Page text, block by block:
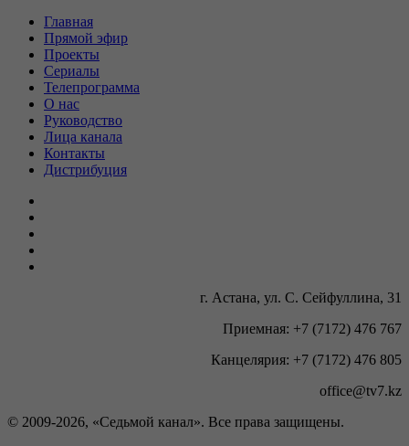
Главная
Прямой эфир
Проекты
Сериалы
Телепрограмма
О нас
Руководство
Лица канала
Контакты
Дистрибуция
г. Астана, ул. С. Сейфуллина, 31
Приемная: +7 (7172) 476 767
Канцелярия: +7 (7172) 476 805
office@tv7.kz
© 2009-2026, «Седьмой канал». Все права защищены.